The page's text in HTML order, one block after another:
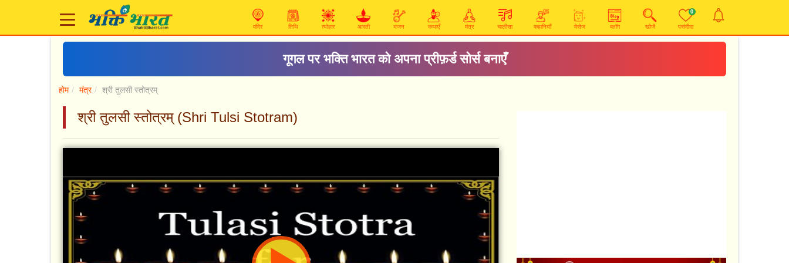
मंदिर तिथि त्योहार आरती भजन कथाएँ मंत्र चालीसा कहानियाँ मेसेज ब्लॉग खोजें
0
पसंदीदा
गूगल पर भक्ति भारत को अपना प्रीफ़र्ड सोर्स बनाएँ
होम मंत्र श्री तुलसी स्तोत्रम्‌
श्री तुलसी स्तोत्रम्‌ (Shri Tulsi Stotram)